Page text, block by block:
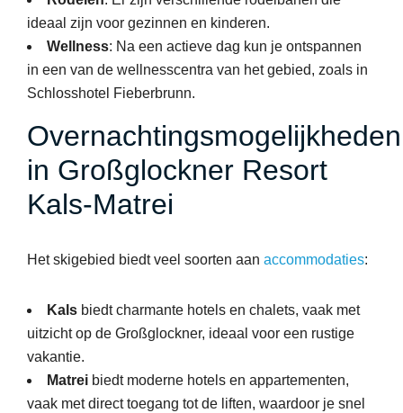
ideaal zijn voor gezinnen en kinderen.
Wellness: Na een actieve dag kun je ontspannen
in een van de wellnesscentra van het gebied, zoals in
Schlosshotel Fieberbrunn.
Overnachtingsmogelijkheden
in Großglockner Resort
Kals-Matrei
Het skigebied biedt veel soorten aan accommodaties:
Kals biedt charmante hotels en chalets, vaak met
uitzicht op de Großglockner, ideaal voor een rustige
vakantie.
Matrei biedt moderne hotels en appartementen,
vaak met direct toegang tot de liften, waardoor je snel